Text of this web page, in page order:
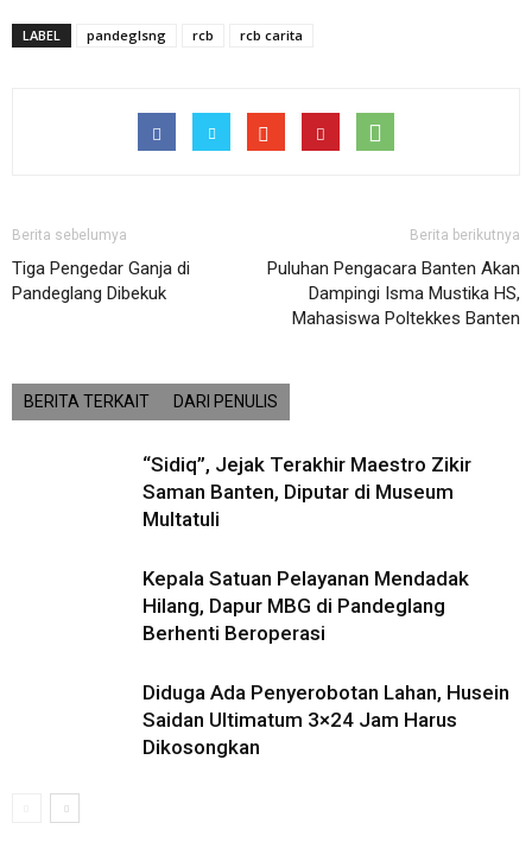
LABEL pandeglsng rcb rcb carita
Berita sebelumya
Tiga Pengedar Ganja di
Pandeglang Dibekuk
Berita berikutnya
Puluhan Pengacara Banten Akan
Dampingi Isma Mustika HS,
Mahasiswa Poltekkes Banten
BERITA TERKAIT DARI PENULIS
“Sidiq”, Jejak Terakhir Maestro Zikir
Saman Banten, Diputar di Museum
Multatuli
Kepala Satuan Pelayanan Mendadak
Hilang, Dapur MBG di Pandeglang
Berhenti Beroperasi
Diduga Ada Penyerobotan Lahan, Husein
Saidan Ultimatum 3×24 Jam Harus
Dikosongkan